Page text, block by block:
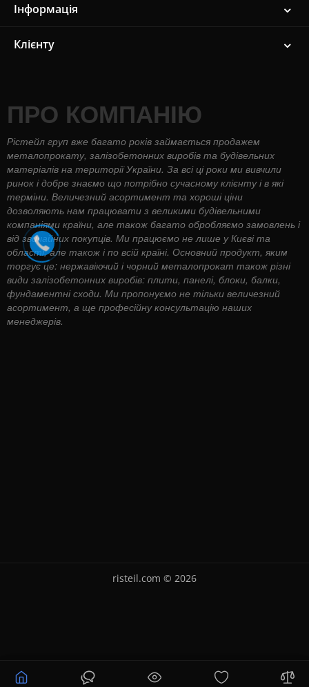
Уточнюйте ціну Купити
Інформація
Клієнту
ПРО КОМПАНІЮ
Рістейл груп вже багато років займається продажем
металопрокату, залізобетонних виробів та будівельних
матеріалів на території України. За всі ці роки ми вивчили
ринок і добре знаємо що потрібно сучасному клієнту і в які
терміни. Величезний асортимент та хороші ціни
дозволяють нам працювати з великими будівельними
компаніями країни, але також багато обробляємо замовлень і
від звичайних покупців. Ми працюємо не лише у Києві та
області, але також і по всій країні. Основний продукт, яким
торгує це: нержавіючий і чорний металопрокат також різні
види залізобетонних виробів: плити, панелі, блоки, балки,
фундаментні сходи. Ми пропонуємо не тільки величезний
асортимент, а ще професійну консультацію наших
менеджерів.
risteil.com © 2026